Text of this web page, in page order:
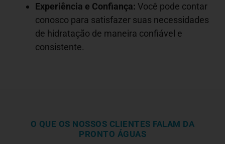
Experiência e Confiança: Você pode contar
conosco para satisfazer suas necessidades
de hidratação de maneira confiável e
consistente.
O QUE OS NOSSOS CLIENTES FALAM DA
PRONTO ÁGUAS